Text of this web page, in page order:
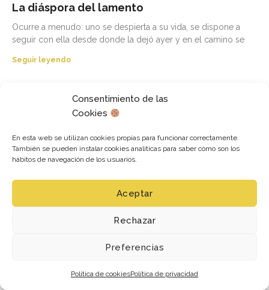
Consentimiento de las
Cookies
En esta web se utilizan cookies propias para funcionar correctamente.
También se pueden instalar cookies analíticas para saber cómo son los
hábitos de navegación de los usuarios.
Aceptar
Rechazar
Preferencias
Política de cookiesPolítica de privacidad
La diáspora del lamento
Ocurre a menudo: uno se despierta a su vida, se dispone a
seguir con ella desde donde la dejó ayer y en el camino se
Seguir leyendo
La palabra, al ser dicha, cae. Esto es porque tiene peso. Y
concreto, determinado. Sale de